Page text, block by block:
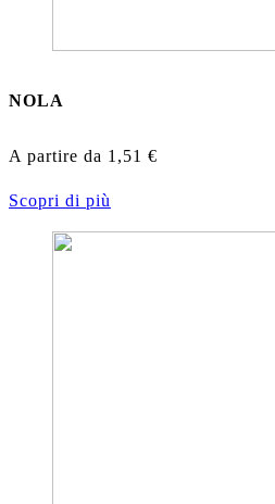
NOLA
A partire da 1,51 €
Scopri di più